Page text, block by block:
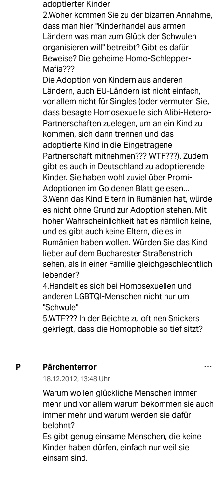
adoptierter Kinder
2.Woher kommen Sie zu der bizarren Annahme,
dass man hier "Kinderhandel aus armen
Ländern was man zum Glück der Schwulen
organisieren will" betreibt? Gibt es dafür
Beweise? Die geheime Homo-Schlepper-
Mafia???
Die Adoption von Kindern aus anderen
Ländern, auch EU-Ländern ist nicht einfach,
vor allem nicht für Singles (oder vermuten Sie,
dass besagte Homosexuelle sich Alibi-Hetero-
Partnerschaften zuelegen, um an ein Kind zu
kommen, sich dann trennen und das
adoptierte Kind in die Eingetragene
Partnerschaft mitnehmen??? WTF???). Zudem
gibt es auch in Deutschland zu adoptierende
Kinder. Sie haben wohl zuviel über Promi-
Adoptionen im Goldenen Blatt gelesen...
3.Wenn das Kind Eltern in Rumänien hat, würde
es nicht ohne Grund zur Adoption stehen. Mit
hoher Wahrscheinlichkeit hat es nämlich keine,
und es gibt auch keine Eltern, die es in
Rumänien haben wollen. Würden Sie das Kind
lieber auf dem Bucharester Straßenstrich
sehen, als in einer Familie gleichgeschlechtlich
lebender?
4.Handelt es sich bei Homosexuellen und
anderen LGBTQI-Menschen nicht nur um
"Schwule"
5.WTF??? In der Beichte zu oft nen Snickers
gekriegt, dass die Homophobie so tief sitzt?
P Pärchenterror
18.12.2012, 13:48 Uhr
Warum wollen glückliche Menschen immer
mehr und vor allem warum bekommen sie auch
immer mehr und warum werden sie dafür
belohnt?
Es gibt genug einsame Menschen, die keine
Kinder haben dürfen, einfach nur weil sie
einsam sind.